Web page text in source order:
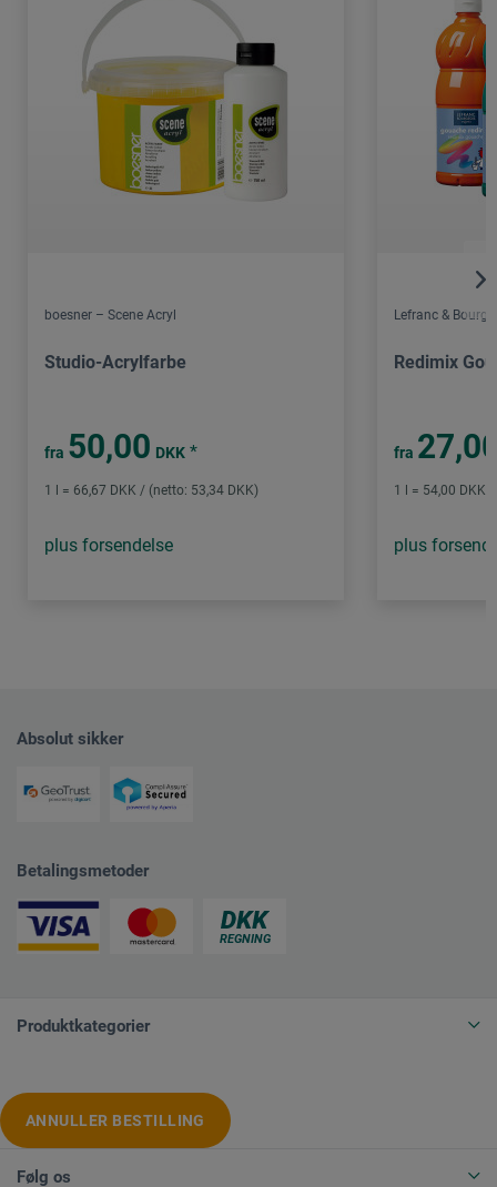
boesner – Scene Acryl
Studio-Acrylfarbe
fra 50,00 DKK *
1 l = 66,67 DKK / (netto: 53,34 DKK)
plus forsendelse
Lefranc &
Redimix
fra
1 l = 54,00 DKK
plus
Absolut sikker
Betalingsmetoder
Produktkategorier
ANNULLER BESTILLING
Følg os